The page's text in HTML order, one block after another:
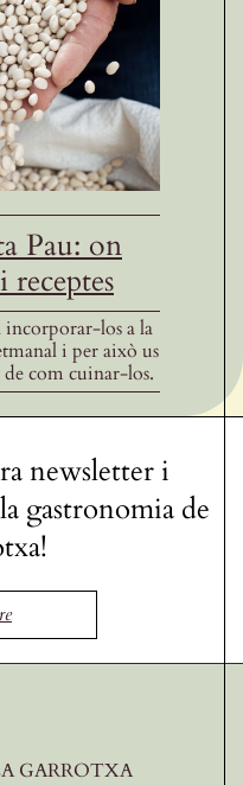
Pau: on
incorporar-los a la
i per això us
com cuinar-los.
newsletter i
gastronomia de
GARROTXA